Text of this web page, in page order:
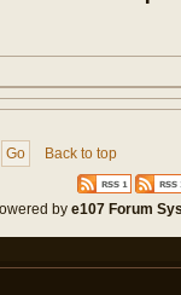
Back to top
bye107 Forum